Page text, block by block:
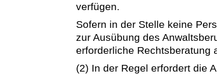
verfügen.
Sofern in der Stelle keine
zur Ausübung des
erforderliche Rechtsberatung
(2) In der Regel erfordert die